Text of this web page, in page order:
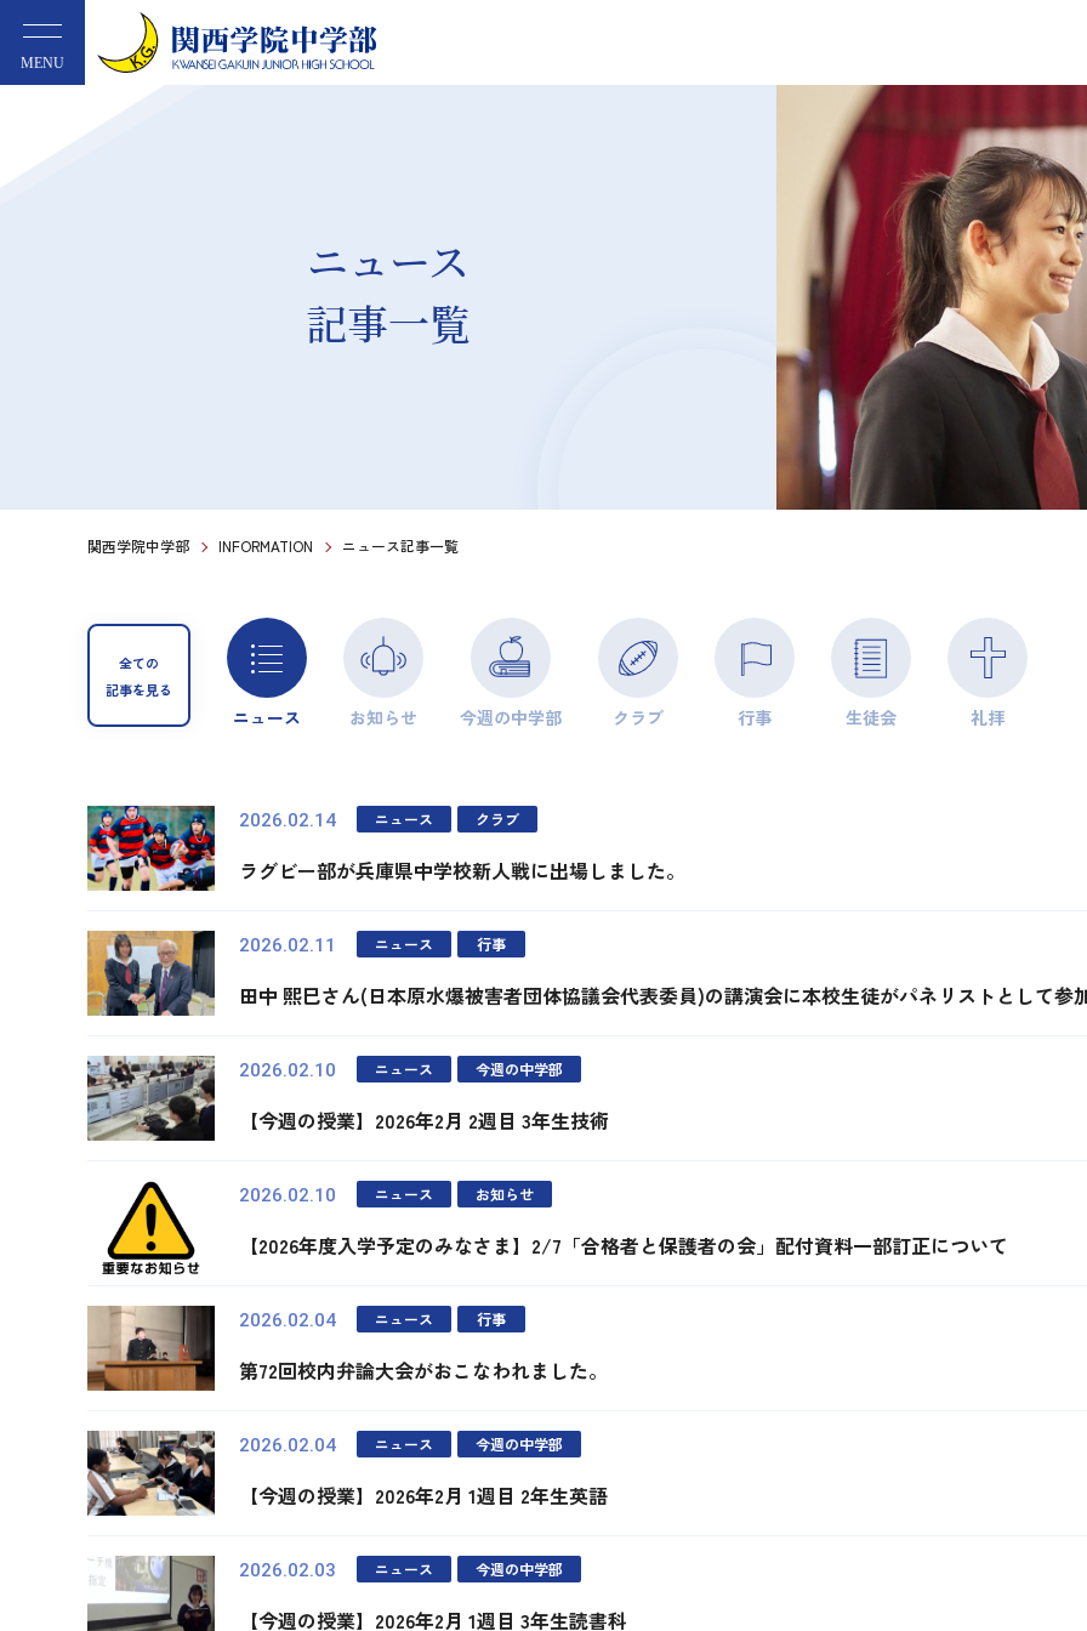
MENU
ニュース
記事一覧
関西学院中学部 INFORMATION ニュース記事一覧
全ての
記事を見る
ニュース お知らせ 今週の中学部 クラブ 行事 生徒会 礼拝
2026.02.14 ニュース クラブ
ラグビー部が兵庫県中学校新人戦に出場しました。
2026.02.11 ニュース 行事
田中 煕巳さん(日本原水爆被害者団体協議会代表委員)の講演会に本校生徒がパネリストとして参
2026.02.10 ニュース 今週の中学部
【今週の授業】2026年2月 2週目 3年生技術
2026.02.10 ニュース お知らせ
【2026年度入学予定のみなさま】2/7「合格者と保護者の会」配付資料一部訂正について
2026.02.04 ニュース 行事
第72回校内弁論大会がおこなわれました。
2026.02.04 ニュース 今週の中学部
【今週の授業】2026年2月 1週目 2年生英語
2026.02.03 ニュース 今週の中学部
【今週の授業】2026年2月 1週目 3年生読書科